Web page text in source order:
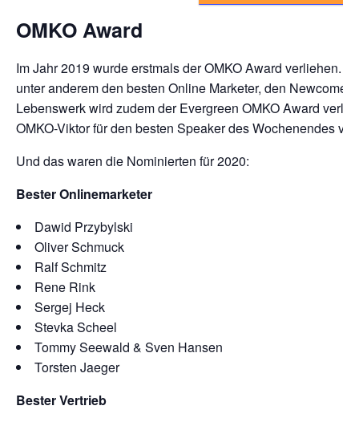
OMKO Award
Im Jahr 2019 wurde erstmals der OMKO Award verliehen.
unter anderem den besten Online Marketer, den
Lebenswerk wird zudem der Evergreen OMKO Award
OMKO-Viktor für den besten Speaker des Wochenendes
Und das waren die Nominierten für 2020:
Bester Onlinemarketer
Dawid Przybylski
Oliver Schmuck
Ralf Schmitz
Rene Rink
Sergej Heck
Stevka Scheel
Tommy Seewald & Sven Hansen
Torsten Jaeger
Bester Vertrieb